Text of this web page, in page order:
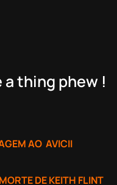
a thing phew !
AO AVICII
DE KEITH FLINT